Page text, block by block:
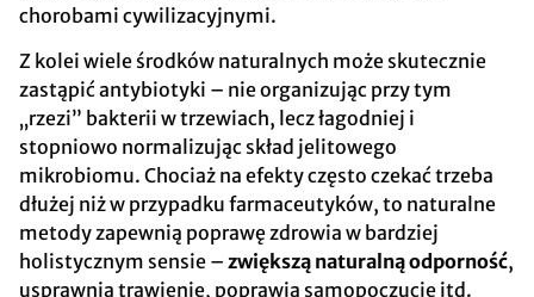
chorobami cywilizacyjnymi.
Z kolei wiele środków naturalnych może skutecznie
zastąpić antybiotyki – nie organizując przy tym
„rzezi” bakterii w trzewiach, lecz łagodniej i
stopniowo normalizując skład jelitowego
mikrobiomu. Chociaż na efekty często czekać trzeba
dłużej niż w przypadku farmaceutyków, to naturalne
metody zapewnią poprawę zdrowia w bardziej
holistycznym sensie – zwiększą naturalną odporność,
usprawnią trawienie, poprawią samopoczucie itd.